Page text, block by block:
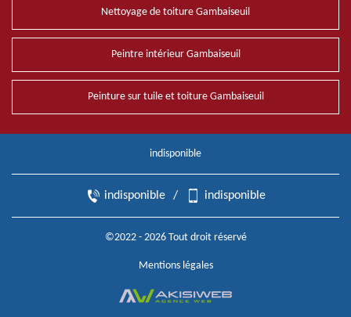
Nettoyage de toiture Gambaiseuil
Peintre intérieur Gambaiseuil
Peinture sur tuile et toiture Gambaiseuil
indisponible
indisponible / indisponible
©2022 - 2026 Tout droit réservé
Mentions légales